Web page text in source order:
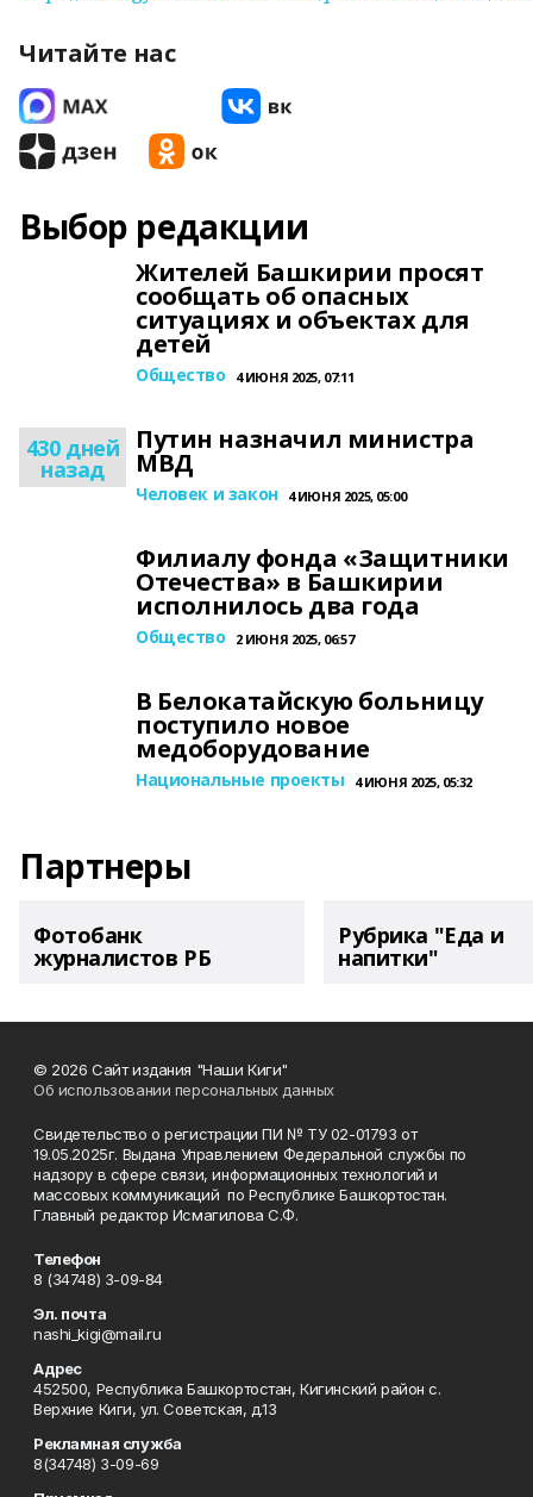
Читайте нас
Выбор редакции
Жителей Башкирии просят
сообщать об опасных
ситуациях и объектах для
детей
Общество 4 ИЮНЯ 2025, 07:11
430 дней
назад
Путин назначил министра
МВД
Человек и закон 4 ИЮНЯ 2025, 05:00
Филиалу фонда «Защитники
Отечества» в Башкирии
исполнилось два года
Общество 2 ИЮНЯ 2025, 06:57
В Белокатайскую больницу
поступило новое
медоборудование
Национальные проекты 4 ИЮНЯ 2025, 05:32
Партнеры
Фотобанк
журналистов РБ
Рубрика "Еда и
напитки"
© 2026 Сайт издания "Наши Киги"
Об использовании персональных данных
Свидетельство о регистрации ПИ № ТУ 02-01793 от
19.05.2025г. Выдана Управлением Федеральной службы по
надзору в сфере связи, информационных технологий и
массовых коммуникаций по Республике Башкортостан.
Главный редактор Исмагилова С.Ф.
Телефон
8 (34748) 3-09-84
Эл. почта
nashi_kigi@mail.ru
Адрес
452500, Республика Башкортостан, Кигинский район с.
Верхние Киги, ул. Советская, д.13
Рекламная служба
8(34748) 3-09-69